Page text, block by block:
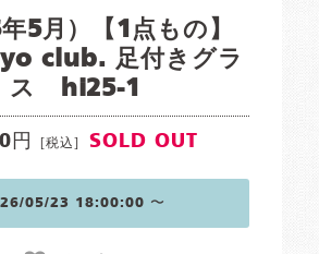
5月）【1点もの】
club. 足付きグラ
ス hi25-1
円 [税込] SOLD OUT
05/23 18:00:00 〜